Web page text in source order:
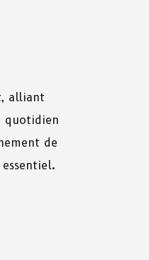
alliant
quotidien
de